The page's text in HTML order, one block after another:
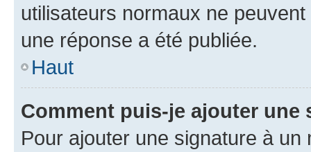
utilisateurs normaux ne
une réponse a été publiée.
Haut
Comment puis-je ajouter une
Pour ajouter une signature à un